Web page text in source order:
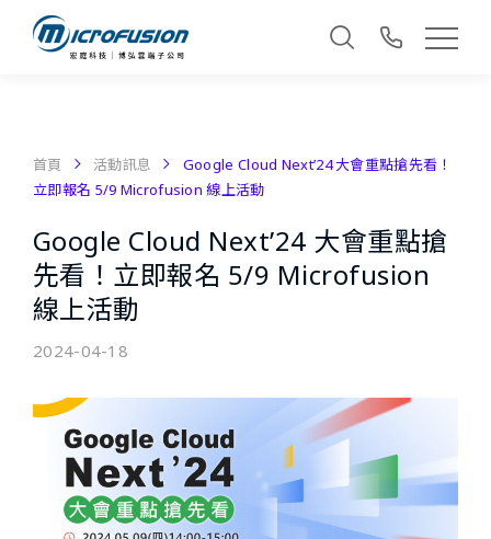
首頁 活動訊息
Google Cloud Next’24 大會重點搶先看！
立即報名 5/9 Microfusion 線上活動
Google Cloud Next’24 大會重點搶
先看！立即報名 5/9 Microfusion
線上活動
2024-04-18